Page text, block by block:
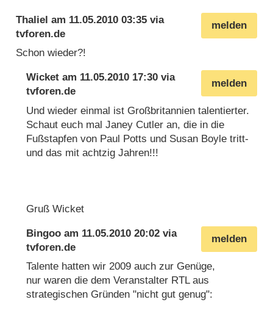
melden
Thaliel am 11.05.2010 03:35 via
tvforen.de
Schon wieder?!
melden
Wicket am 11.05.2010 17:30 via
tvforen.de
Und wieder einmal ist Großbritannien talentierter.
Schaut euch mal Janey Cutler an, die in die
Fußstapfen von Paul Potts und Susan Boyle tritt-
und das mit achtzig Jahren!!!
Gruß Wicket
melden
Bingoo am 11.05.2010 20:02 via
tvforen.de
Talente hatten wir 2009 auch zur Genüge,
nur waren die dem Veranstalter RTL aus
strategischen Gründen "nicht gut genug":